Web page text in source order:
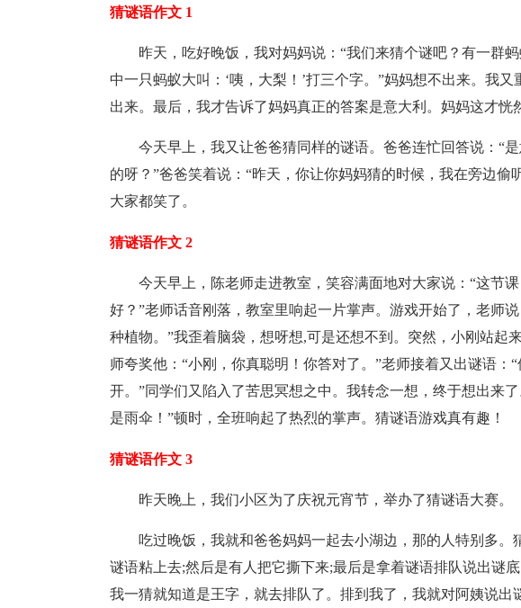
猜谜语作文 1
昨天，吃好晚饭，我对妈妈说：“我们来猜个谜吧？有一群
中一只蚂蚁大叫：‘咦，大梨！’打三个字。”妈妈想不出来。我
出来。最后，我才告诉了妈妈真正的答案是意大利。妈妈这才恍
今天早上，我又让爸爸猜同样的谜语。爸爸连忙回答说：“
的呀？”爸爸笑着说：“昨天，你让你妈妈猜的时候，我在旁边偷
大家都笑了。
猜谜语作文 2
今天早上，陈老师走进教室，笑容满面地对大家说：“这节
好？”老师话音刚落，教室里响起一片掌声。游戏开始了，老师
种植物。”我歪着脑袋，想呀想,可是还想不到。突然，小刚站起
师夸奖他：“小刚，你真聪明！你答对了。”老师接着又出谜语：
开。”同学们又陷入了苦思冥想之中。我转念一想，终于想出来
是雨伞！”顿时，全班响起了热烈的掌声。猜谜语游戏真有趣！
猜谜语作文 3
昨天晚上，我们小区为了庆祝元宵节，举办了猜谜语大赛。
吃过晚饭，我就和爸爸妈妈一起去小湖边，那的人特别多
谜语粘上去;然后是有人把它撕下来;最后是拿着谜语排队说出谜
我一猜就知道是王字，就去排队了。排到我了，我就对阿姨说